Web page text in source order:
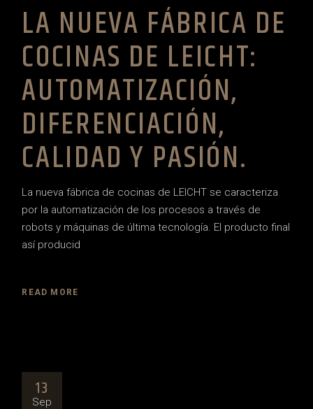
LA NUEVA FÁBRICA DE
COCINAS DE LEICHT:
AUTOMATIZACIÓN,
DIFERENCIACIÓN,
CALIDAD Y PASIÓN.
La nueva fábrica de cocinas de LEICHT se caracteriza
por la automatización de los procesos a través de
robots y máquinas de última tecnología. El producto final
así producid
READ MORE
13
Sep